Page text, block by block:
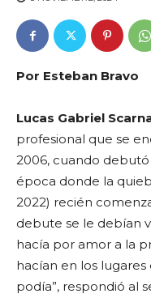
Por Esteban Bravo
Lucas Gabriel
profesional que se
2006, cuando
época donde la
2022) recién
debute se le debían
hacía por amor a la
hacían en los
podía”, respondió al